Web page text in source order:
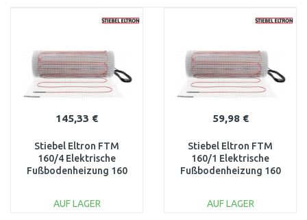
145,33 €
Stiebel Eltron FTM
160/4 Elektrische
Fußbodenheizung 160
AUF LAGER
59,98 €
Stiebel Eltron FTM
160/1 Elektrische
Fußbodenheizung 160
AUF LAGER